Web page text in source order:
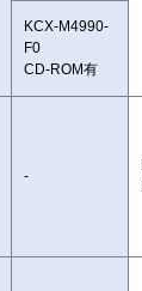
KCX-M4990-
F0
CD-ROM有
-